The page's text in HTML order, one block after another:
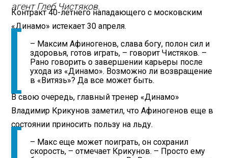
агент Глеб Чистяков.
Контракт 40-летнего нападающего с московским
«Динамо» истекает 30 апреля.
– Максим Афиногенов, слава богу, полон сил и
здоровья, готов играть, – говорит Чистяков. –
Рано говорить о завершении карьеры после
ухода из «Динамо». Возможно ли возвращение
в «Витязь»? Да все может быть.
В свою очередь, главный тренер «Динамо»
Владимир Крикунов заметил, что Афиногенов еще в
состоянии приносить пользу на льду.
– Макс еще может поиграть, он сохранил
скорость, – отмечает Крикунов. – Просто ему